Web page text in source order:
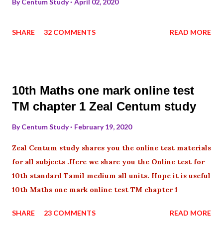
SHARE 32 COMMENTS READ MORE
10th Maths one mark online test
TM chapter 1 Zeal Centum study
ByCentum Study February 19, 2020
Zeal Centum study shares you the online test materials
for all subjects .Here we share you the Online test for
10th standard Tamil medium all units. Hope it is useful
10th Maths one mark online test TM chapter 1
SHARE 23 COMMENTS READ MORE